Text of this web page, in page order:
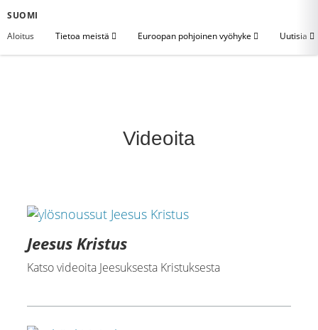
SUOMI
Aloitus
Tietoa meistä Euroopan pohjoinen vyöhyke Uutisia
Videoita
Jeesus Kristus
Katso videoita Jeesuksesta Kristuksesta